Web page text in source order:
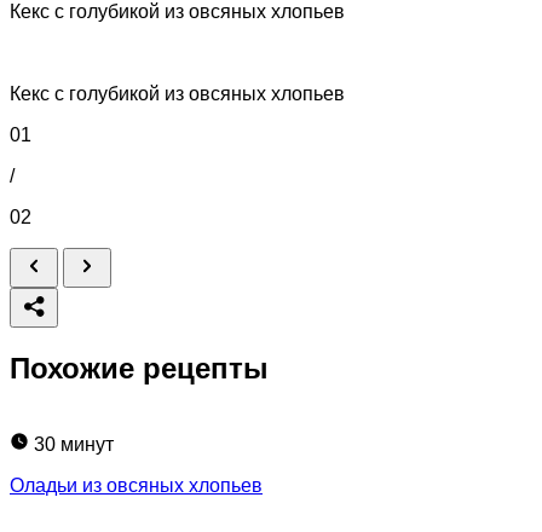
Кекс с голубикой из овсяных хлопьев
Кекс с голубикой из овсяных хлопьев
01
/
02
Похожие рецепты
30 минут
Оладьи из овсяных хлопьев